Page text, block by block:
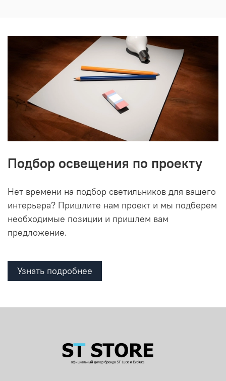
Подбор освещения по проекту
Нет времени на подбор светильников для вашего
интерьера? Пришлите нам проект и мы подберем
необходимые позиции и пришлем вам
предложение.
Узнать подробнее